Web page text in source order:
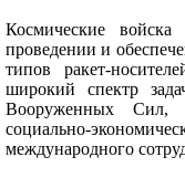
Космические
проведении и
типов ракет-
широкий спектр
Вооруженных Сил,
социально-
международного